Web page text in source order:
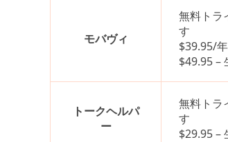
モバヴィ
無料トラ
す
$39.95/年
$49.95 –
トークヘルパ
ー
無料トラ
す
$29.95 –